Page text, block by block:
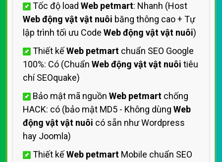
Tốc độ load Web petmart: Nhanh (Host
Web động vật vật nuôi băng thông cao + Tự
lập trình tối ưu Code Web động vật vật nuôi)
Thiết kếWeb petmart chuẩn SEO Google
100%: Có (Chuẩn Web động vật vật nuôi tiêu
chí SEOquake)
Bảo mật mã nguồn Web petmart chống
HACK: có (bảo mật MD5 - Không dùng Web
động vật vật nuôi có sẵn như Wordpress
hay Joomla)
Thiết kếWeb petmart Mobile chuẩn SEO